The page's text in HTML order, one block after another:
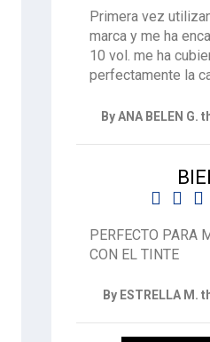
Primera vez
marca y me ha
10 vol. me ha
perfectamente la
By ANA BELEN G.
  
PERFECTO PARA
CON EL TINTE
By ESTRELLA M.